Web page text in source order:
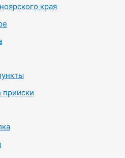
края